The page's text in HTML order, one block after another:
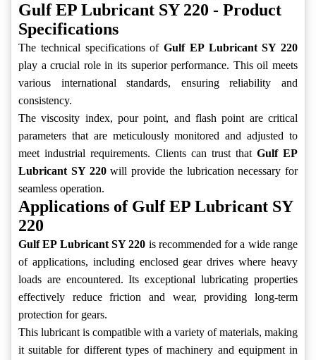
Gulf EP Lubricant SY 220 - Product
Specifications
The technical specifications of Gulf EP Lubricant SY 220
play a crucial role in its superior performance. This oil meets
various international standards, ensuring reliability and
consistency.
The viscosity index, pour point, and flash point are critical
parameters that are meticulously monitored and adjusted to
meet industrial requirements. Clients can trust that Gulf EP
Lubricant SY 220will provide the lubrication necessary for
seamless operation.
Applications of Gulf EP Lubricant SY
220
Gulf EP Lubricant SY 220 is recommended for a wide range
of applications, including enclosed gear drives where heavy
loads are encountered. Its exceptional lubricating properties
effectively reduce friction and wear, providing long-term
protection for gears.
This lubricant is compatible with a variety of materials, making
it suitable for different types of machinery and equipment in